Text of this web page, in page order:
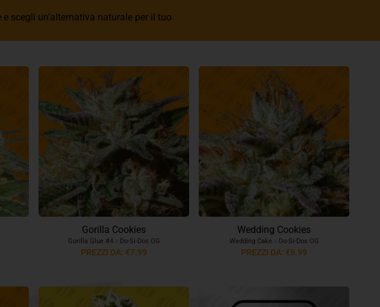
scegli un’alternativa naturale per il tuo
Gorilla Cookies
Gorilla Glue #4 Do-Si-Dos OG
PREZZI DA: €7.99
Wedding Cookies
Wedding Cake Do-Si-Dos OG
PREZZI DA: €8.99